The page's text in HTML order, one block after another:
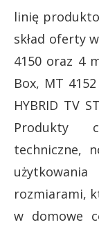
linię
skład oferty
4150 oraz 4
Box, MT
HYBRID TV
Produkty
techniczne,
rozmiarami,
w domowe